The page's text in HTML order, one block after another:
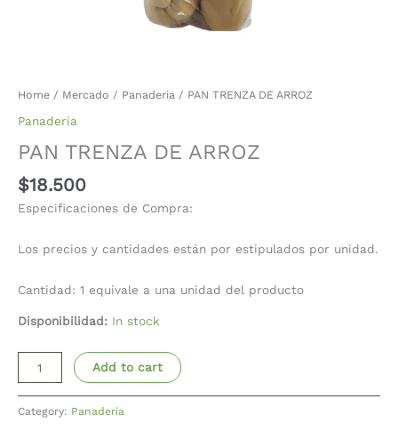
Home / Mercado / Panaderia / PAN TRENZA DE ARROZ
Panaderia
PAN TRENZA DE ARROZ
$18.500
Especificaciones de Compra:
Los precios y cantidades están por estipulados por unidad.
Cantidad: 1 equivale a una unidad del producto
Disponibilidad: In stock
Add to cart
Category: Panaderia